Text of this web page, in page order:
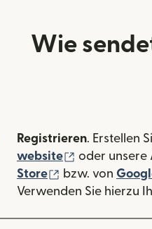
Wie
Registrieren. Erstellen
website
(wird in
oder unsere
Store
(wird in einem
bzw. von
Verwenden Sie hierzu